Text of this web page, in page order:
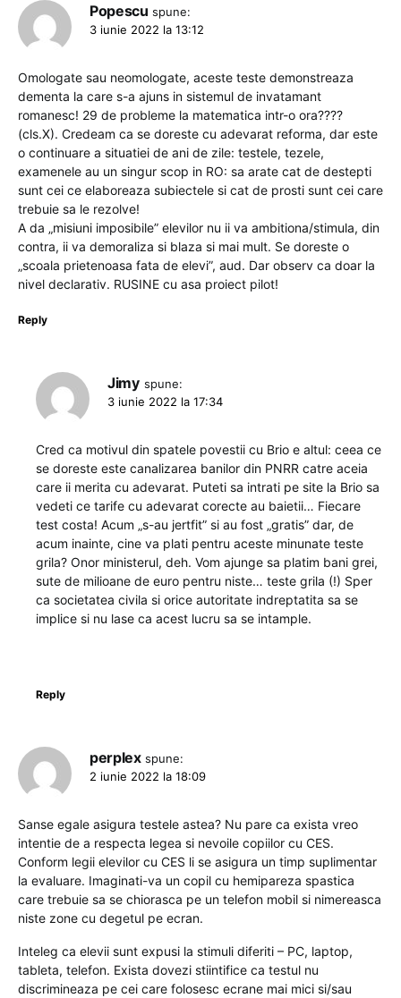
Popescu spune:
3 iunie 2022 la 13:12
Omologate sau neomologate, aceste teste demonstreaza
dementa la care s-a ajuns in sistemul de invatamant
romanesc! 29 de probleme la matematica intr-o ora????
(cls.X). Credeam ca se doreste cu adevarat reforma, dar este
o continuare a situatiei de ani de zile: testele, tezele,
examenele au un singur scop in RO: sa arate cat de destepti
sunt cei ce elaboreaza subiectele si cat de prosti sunt cei care
trebuie sa le rezolve!
A da „misiuni imposibile” elevilor nu ii va ambitiona/stimula, din
contra, ii va demoraliza si blaza si mai mult. Se doreste o
„scoala prietenoasa fata de elevi”, aud. Dar observ ca doar la
nivel declarativ. RUSINE cu asa proiect pilot!
Reply
Jimy spune:
3 iunie 2022 la 17:34
Cred ca motivul din spatele povestii cu Brio e altul: ceea ce
se doreste este canalizarea banilor din PNRR catre aceia
care ii merita cu adevarat. Puteti sa intrati pe site la Brio sa
vedeti ce tarife cu adevarat corecte au baietii… Fiecare
test costa! Acum „s-au jertfit” si au fost „gratis” dar, de
acum inainte, cine va plati pentru aceste minunate teste
grila? Onor ministerul, deh. Vom ajunge sa platim bani grei,
sute de milioane de euro pentru niste… teste grila (!) Sper
ca societatea civila si orice autoritate indreptatita sa se
implice si nu lase ca acest lucru sa se intample.
Reply
perplex spune:
2 iunie 2022 la 18:09
Sanse egale asigura testele astea? Nu pare ca exista vreo
intentie de a respecta legea si nevoile copiilor cu CES.
Conform legii elevilor cu CES li se asigura un timp suplimentar
la evaluare. Imaginati-va un copil cu hemipareza spastica
care trebuie sa se chiorasca pe un telefon mobil si nimereasca
niste zone cu degetul pe ecran.
Inteleg ca elevii sunt expusi la stimuli diferiti – PC, laptop,
tableta, telefon. Exista dovezi stiintifice ca testul nu
discrimineaza pe cei care folosesc ecrane mai mici si/sau